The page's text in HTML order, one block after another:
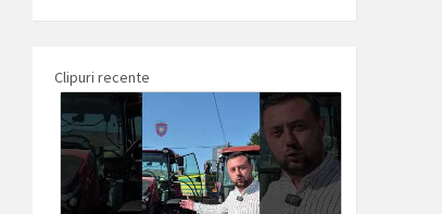
Clipuri recente